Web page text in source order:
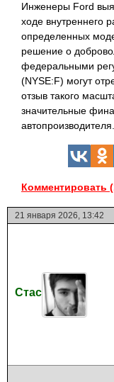
Инженеры Ford
ходе внутреннего
определенных
решение о
федеральными
(NYSE:F) могут
отзыв такого
значительные
автопроизводителя.
Комментировать
21 января 2026, 13:42
Стас